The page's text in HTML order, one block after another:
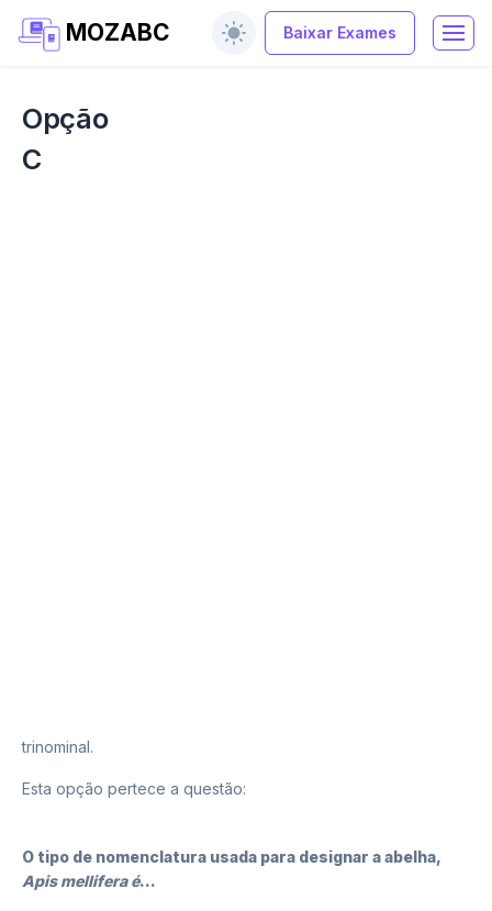
MOZABC Baixar Exames
Opção
C
trinominal.
Esta opção pertece a questão:
O tipo de nomenclatura usada para designar a abelha,
Apis mellifera é…